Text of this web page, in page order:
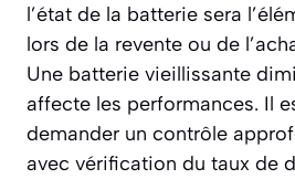
l’état de la batterie sera
lors de la revente ou de
Une batterie vieillissante
affecte les performances. Il
demander un contrôle
avec vérification du taux de